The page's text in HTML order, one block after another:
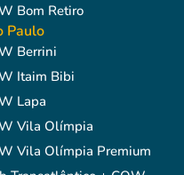
Bom Retiro
Paulo
Berrini
Itaim Bibi
Lapa
Vila Olímpia
Vila Olímpia Premium